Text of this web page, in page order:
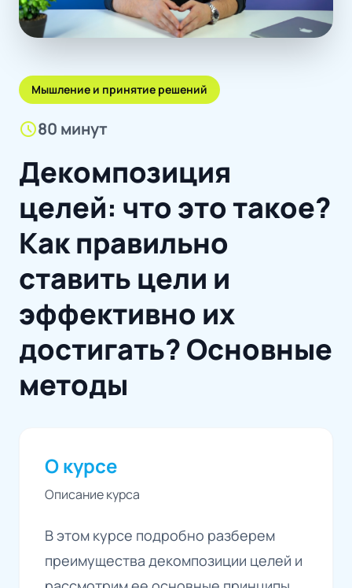
Мышление и принятие решений
schedule80 минут
Декомпозиция
целей: что это такое?
Как правильно
ставить цели и
эффективно их
достигать? Основные
методы
О курсе
Описание курса
В этом курсе подробно разберем
преимущества декомпозиции целей и